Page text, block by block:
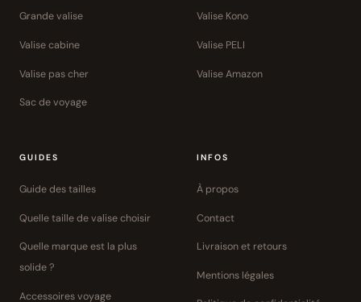
Grande valise
Valise cabine
Valise pas cher
Sac de voyage
Valise Kono
Valise PELI
Valise Amazon
GUIDES
Guide des tailles
Quelle taille de valise choisir
Quelle marque est la plus
solide ?
Accessoires voyage
INFOS
À propos
Contact
Livraison et retours
Mentions légales